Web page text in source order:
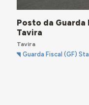
Posto da Guarda
Tavira
Tavira
Guarda Fiscal (GF)